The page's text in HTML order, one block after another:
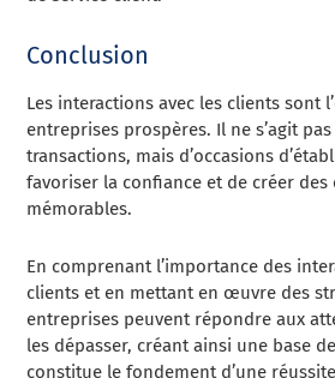
Conclusion
Les interactions avec les clients sont
entreprises prospères. Il ne s’agit
transactions, mais d’occasions
favoriser la confiance et de créer des
mémorables.
En comprenant l’importance des
clients et en mettant en œuvre des
entreprises peuvent répondre aux
les dépasser, créant ainsi une base
constitue le fondement d’une